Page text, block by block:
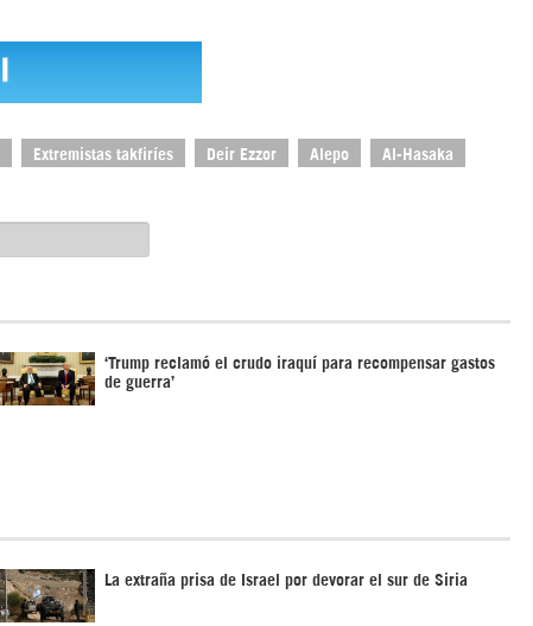
Extremistas takfiríes Deir Ezzor Alepo Al-Hasaka
‘Trump reclamó el crudo iraquí para recompensar gastos
de guerra’
La extraña prisa de Israel por devorar el sur de Siria